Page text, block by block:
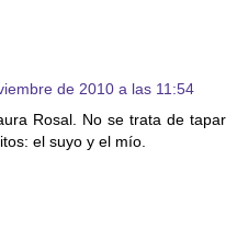
de 2010 a las 11:54
Rosal. No se trata de tapar
el suyo y el mío.